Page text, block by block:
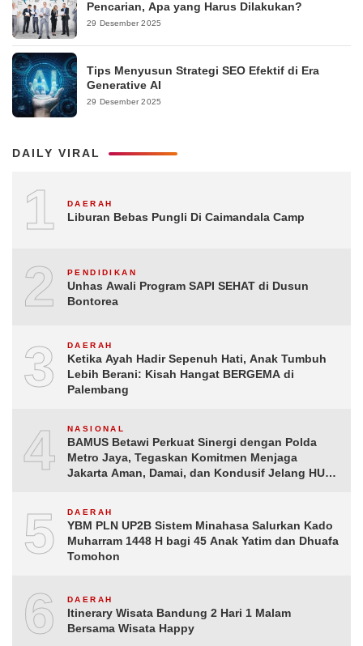
Pencarian, Apa yang Harus Dilakukan?
29 Desember 2025
Tips Menyusun Strategi SEO Efektif di Era
Generative AI
29 Desember 2025
DAILY VIRAL
1 DAERAH
Liburan Bebas Pungli Di Caimandala Camp
2 PENDIDIKAN
Unhas Awali Program SAPI SEHAT di Dusun
Bontorea
3 DAERAH
Ketika Ayah Hadir Sepenuh Hati, Anak Tumbuh
Lebih Berani: Kisah Hangat BERGEMA di
Palembang
4 NASIONAL
BAMUS Betawi Perkuat Sinergi dengan Polda
Metro Jaya, Tegaskan Komitmen Menjaga
Jakarta Aman, Damai, dan Kondusif Jelang HUT
5 DAERAH
YBM PLN UP2B Sistem Minahasa Salurkan Kado
Muharram 1448 H bagi 45 Anak Yatim dan Dhuafa
Tomohon
6 DAERAH
Itinerary Wisata Bandung 2 Hari 1 Malam
Bersama Wisata Happy